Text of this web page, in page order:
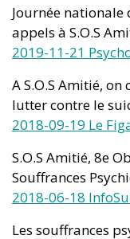
Journée nationale
appels à S.O.S
2019-11-21
A S.O.S Amitié,
lutter contre le
2018-09-19 Le
S.O.S Amitié, 8e
Souffrances
2018-06-18
Les souffrances